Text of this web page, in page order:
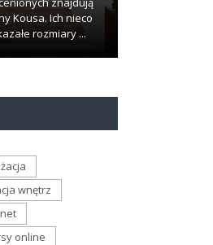
Kousa. Ich nieco
rozmiary ...
wnętrz
online